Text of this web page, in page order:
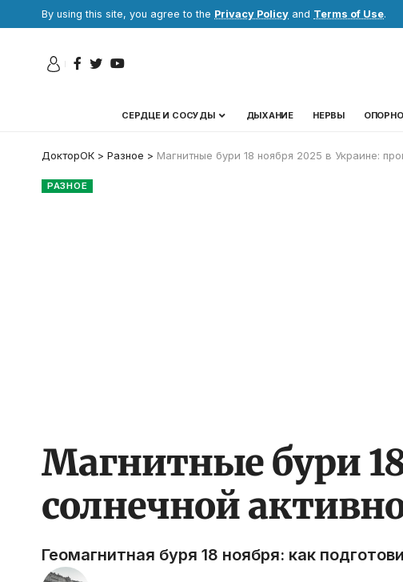
By using this site, you agree to the Privacy Policy and Terms of Use.
СЕРДЦЕ И СОСУДЫ ДЫХАНИЕ НЕРВЫ
ДокторОК > Разное > Магнитные бури 18 ноября 2025 в Украине:
РАЗНОЕ
Магнитные бури
солнечной
Геомагнитная буря 18 ноября: как